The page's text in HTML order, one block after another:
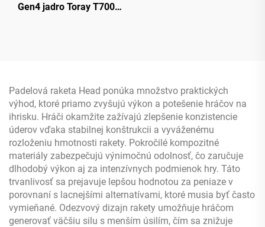
Gen4 jadro Toray T700
Padelová raketa Head ponúka množstvo praktických
výhod, ktoré priamo zvyšujú výkon a potešenie hráčov na
ihrisku. Hráči okamžite zažívajú zlepšenie konzistencie
úderov vďaka stabilnej konštrukcii a vyváženému
rozloženiu hmotnosti rakety. Pokročilé kompozitné
materiály zabezpečujú výnimočnú odolnosť, čo zaručuje
dlhodobý výkon aj za intenzívnych podmienok hry. Táto
trvanlivosť sa prejavuje lepšou hodnotou za peniaze v
porovnaní s lacnejšími alternatívami, ktoré musia byť často
vymieňané. Odezvový dizajn rakety umožňuje hráčom
generovať väčšiu silu s menším úsilím, čím sa znižuje